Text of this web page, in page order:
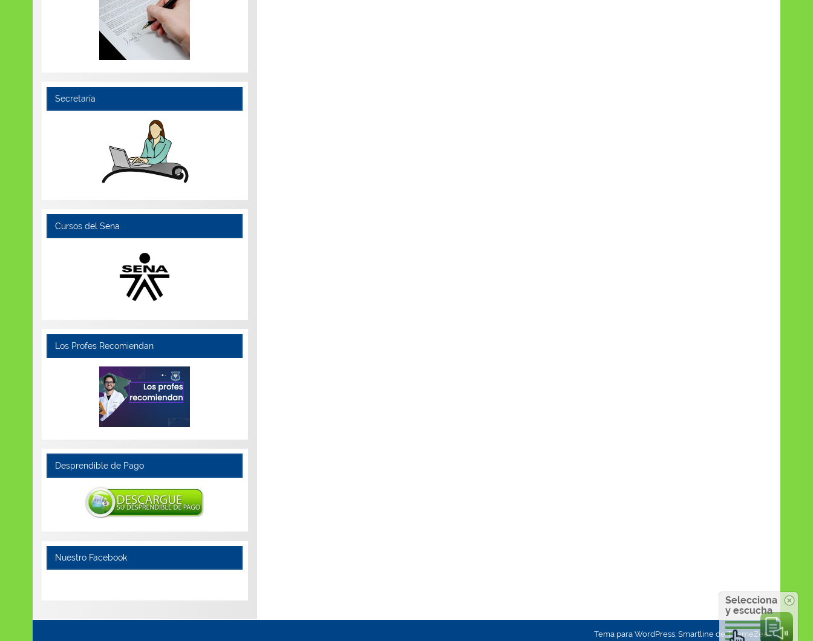
Secretaría
Cursos del Sena
Los Profes Recomiendan
Desprendible de Pago
Nuestro Facebook
Tema para WordPress: Smartline de ThemeZee.
Selecciona
y escucha